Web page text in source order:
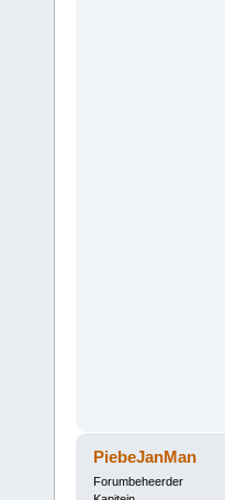
PiebeJanMan
Forumbeheerder